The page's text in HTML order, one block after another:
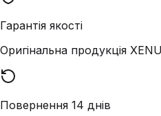
Гарантія якості
Оригінальна продукція
Повернення 14 днів